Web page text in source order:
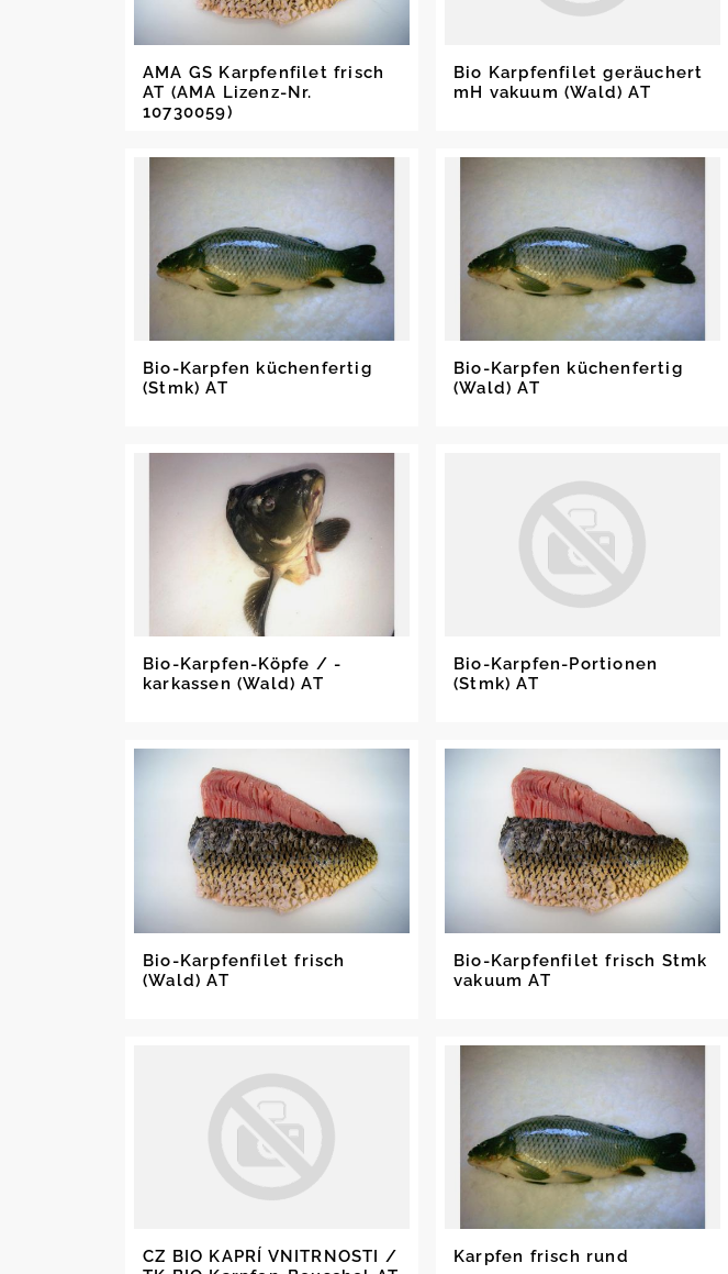
AMA GS Karpfenfilet frisch
AT (AMA Lizenz-Nr.
10730059)
Bio Karpfenfilet geräuchert
mH vakuum (Wald) AT
Bio-Karpfen küchenfertig
(Stmk) AT
Bio-Karpfen küchenfertig
(Wald) AT
Bio-Karpfen-Köpfe / -
karkassen (Wald) AT
Bio-Karpfen-Portionen
(Stmk) AT
Bio-Karpfenfilet frisch
(Wald) AT
Bio-Karpfenfilet frisch Stmk
vakuum AT
CZ BIO KAPRÍ VNITRNOSTI /
Karpfen frisch rund